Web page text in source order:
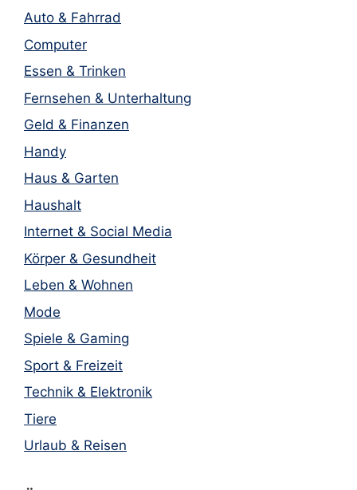
Auto & Fahrrad
Computer
Essen & Trinken
Fernsehen & Unterhaltung
Geld & Finanzen
Handy
Haus & Garten
Haushalt
Internet & Social Media
Körper & Gesundheit
Leben & Wohnen
Mode
Spiele & Gaming
Sport & Freizeit
Technik & Elektronik
Tiere
Urlaub & Reisen